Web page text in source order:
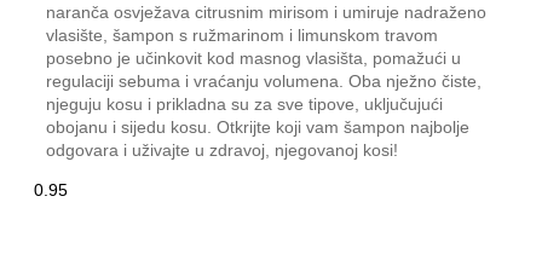
naranča osvježava citrusnim mirisom i umiruje nadraženo
vlasište, šampon s ružmarinom i limunskom travom
posebno je učinkovit kod masnog vlasišta, pomažući u
regulaciji sebuma i vraćanju volumena. Oba nježno čiste,
njeguju kosu i prikladna su za sve tipove, uključujući
obojanu i sijedu kosu. Otkrijte koji vam šampon najbolje
odgovara i uživajte u zdravoj, njegovanoj kosi!